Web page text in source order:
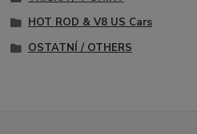
HOT ROD & V8 US Cars
OSTATNÍ / OTHERS